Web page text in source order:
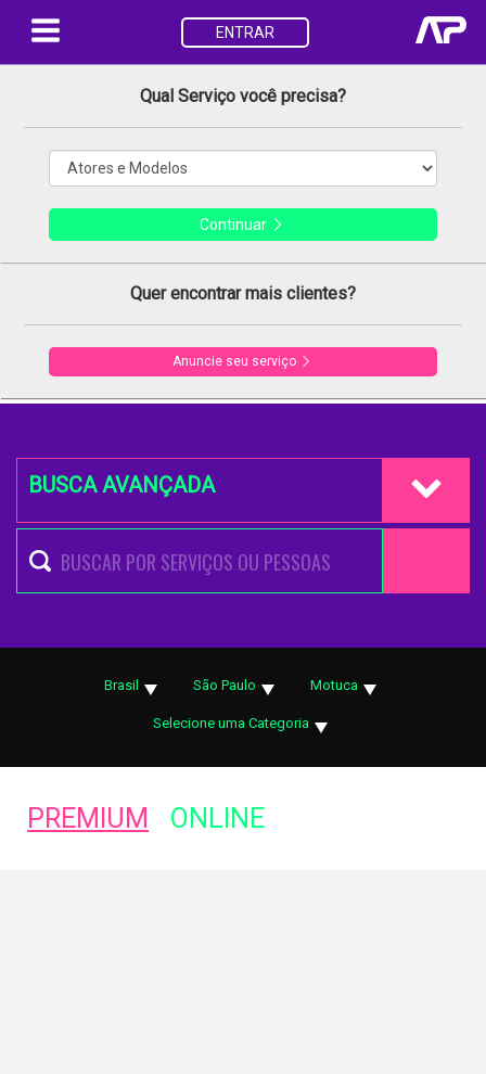
ENTRAR
Qual Serviço você precisa?
Continuar
Quer encontrar mais clientes?
Anuncie seu serviço
BUSCA AVANÇADA
Brasil São Paulo Motuca
Selecione uma Categoria
PREMIUM ONLINE